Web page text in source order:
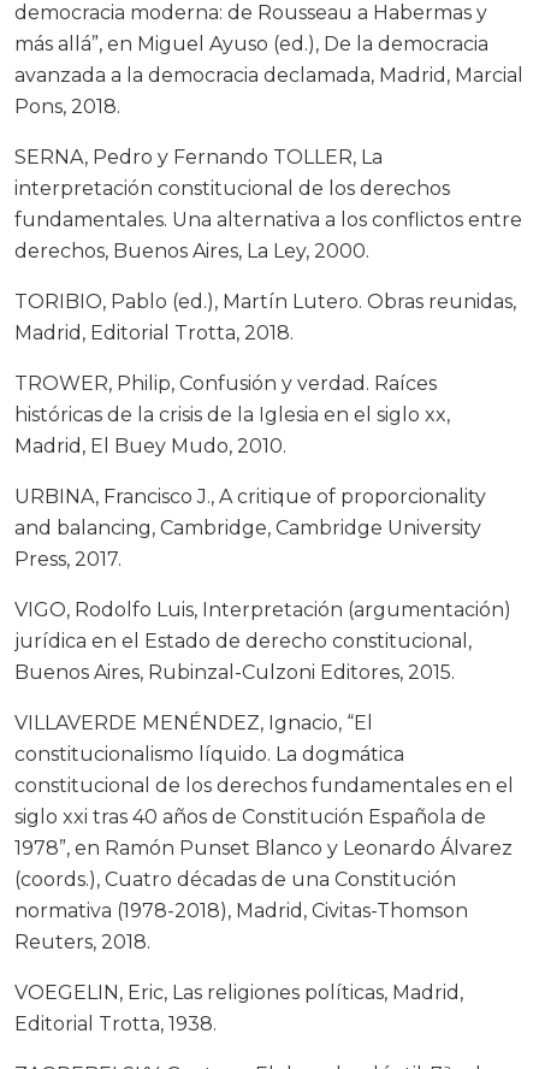
democracia moderna: de Rousseau a Habermas y
más allá”, en Miguel Ayuso (ed.), De la democracia
avanzada a la democracia declamada, Madrid, Marcial
Pons, 2018.
SERNA, Pedro y Fernando TOLLER, La
interpretación constitucional de los derechos
fundamentales. Una alternativa a los conflictos entre
derechos, Buenos Aires, La Ley, 2000.
TORIBIO, Pablo (ed.), Martín Lutero. Obras reunidas,
Madrid, Editorial Trotta, 2018.
TROWER, Philip, Confusión y verdad. Raíces
históricas de la crisis de la Iglesia en el siglo xx,
Madrid, El Buey Mudo, 2010.
URBINA, Francisco J., A critique of proporcionality
and balancing, Cambridge, Cambridge University
Press, 2017.
VIGO, Rodolfo Luis, Interpretación (argumentación)
jurídica en el Estado de derecho constitucional,
Buenos Aires, Rubinzal-Culzoni Editores, 2015.
VILLAVERDE MENÉNDEZ, Ignacio, “El
constitucionalismo líquido. La dogmática
constitucional de los derechos fundamentales en el
siglo xxi tras 40 años de Constitución Española de
1978”, en Ramón Punset Blanco y Leonardo Álvarez
(coords.), Cuatro décadas de una Constitución
normativa (1978-2018), Madrid, Civitas-Thomson
Reuters, 2018.
VOEGELIN, Eric, Las religiones políticas, Madrid,
Editorial Trotta, 1938.